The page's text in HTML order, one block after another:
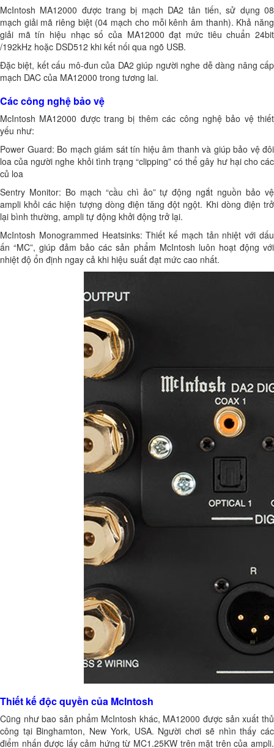
McIntosh MA12000 được trang bị mạch DA2 tân tiến, sử dụng 08
mạch giải mã riêng biệt (04 mạch cho mỗi kênh âm thanh). Khả năng
giải mã tín hiệu nhạc số của MA12000 đạt mức tiêu chuẩn 24bit
/192kHz hoặc DSD512 khi kết nối qua ngõ USB.
Đặc biệt, kết cấu mô-đun của DA2 giúp người nghe dễ dàng nâng cấp
mạch DAC của MA12000 trong tương lai.
Các công nghệ bảo vệ
McIntosh MA12000 được trang bị thêm các công nghệ bảo vệ thiết
yếu như:
Power Guard: Bo mạch giám sát tín hiệu âm thanh và giúp bảo vệ đôi
loa của người nghe khỏi tình trạng “clipping” có thể gây hư hại cho các
củ loa
Sentry Monitor: Bo mạch “cầu chì ảo” tự động ngắt nguồn bảo vệ
ampli khỏi các hiện tượng dòng điện tăng đột ngột. Khi dòng điện trở
lại bình thường, ampli tự động khởi động trở lại.
McIntosh Monogrammed Heatsinks: Thiết kế mạch tản nhiệt với dấu
ấn “MC”, giúp đảm bảo các sản phẩm McIntosh luôn hoạt động với
nhiệt độ ổn định ngay cả khi hiệu suất đạt mức cao nhất.
Thiết kế độc quyền của McIntosh
Cũng như bao sản phẩm McIntosh khác, MA12000 được sản xuất thủ
công tại Binghamton, New York, USA. Người chơi sẽ nhìn thấy các
điểm nhấn được lấy cảm hứng từ MC1.25KW trên mặt trên của ampli.